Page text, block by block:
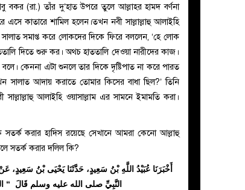
(রা.) তাঁর দু’হাত উপরে তুলে আল্লাহর হামদ বর্ণনা
কাতারে শামিল হলেন।তখন নবী সাল্লাল্লাহু আলাইহি
সমাপ্ত করে লোকদের দিকে ফিরে বললেন, ‘হে লোক
দিতে শুরু কর। অথচ হাততালি দেওয়া নারীদের কাজ।
বলে। কেননা এটা শুনলে তার দিকে দৃষ্টিপাত না করে পারত
আদায় করাতে তোমার কিসের বাধা ছিল?’ তিনি
আলাইহি ওয়াসাল্লাম এর সামনে ইমামতি করা।
সতর্ক করার হাদিস রয়েছে সেখানে আমরা কেনো আল্লাহু
সতর্ক করার দলিল কি?
أَخْبَرَنَا عُبَيْدُ اللَّهِ بْنُ سَعِيدٍ، حَدَّثَنَا يَحْيَى بْنُ
النَّبِيِّ صلى الله عليه وسلم قَالَ ‏ “‏